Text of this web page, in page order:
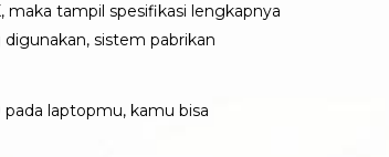
maka tampil spesifikasi lengkapnya
sistem pabrikan
laptopmu, kamu bisa